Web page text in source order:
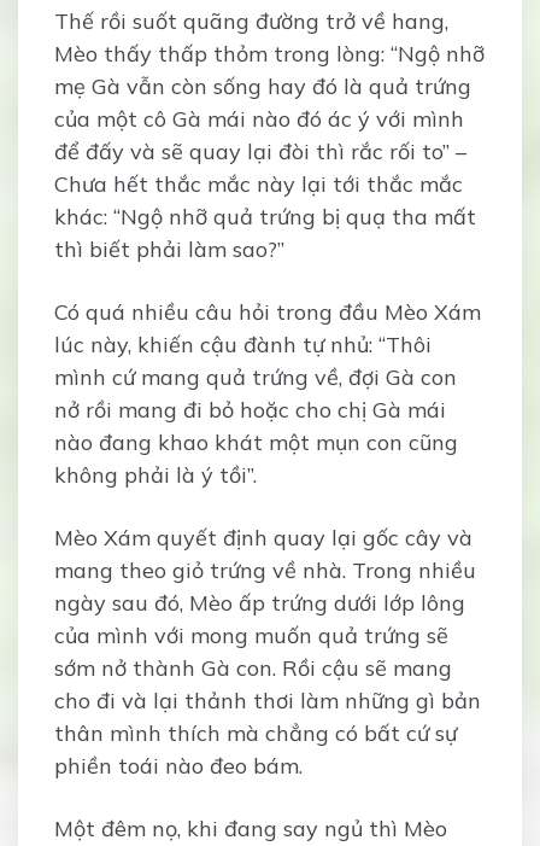
Thế rồi suốt quãng đường trở về hang,
Mèo thấy thấp thỏm trong lòng: “Ngộ nhỡ
mẹ Gà vẫn còn sống hay đó là quả trứng
của một cô Gà mái nào đó ác ý với mình
để đấy và sẽ quay lại đòi thì rắc rối to” –
Chưa hết thắc mắc này lại tới thắc mắc
khác: “Ngộ nhỡ quả trứng bị quạ tha mất
thì biết phải làm sao?”
Có quá nhiều câu hỏi trong đầu Mèo Xám
lúc này, khiến cậu đành tự nhủ: “Thôi
mình cứ mang quả trứng về, đợi Gà con
nở rồi mang đi bỏ hoặc cho chị Gà mái
nào đang khao khát một mụn con cũng
không phải là ý tồi”.
Mèo Xám quyết định quay lại gốc cây và
mang theo giỏ trứng về nhà. Trong nhiều
ngày sau đó, Mèo ấp trứng dưới lớp lông
của mình với mong muốn quả trứng sẽ
sớm nở thành Gà con. Rồi cậu sẽ mang
cho đi và lại thảnh thơi làm những gì bản
thân mình thích mà chẳng có bất cứ sự
phiền toái nào đeo bám.
Một đêm nọ, khi đang say ngủ thì Mèo